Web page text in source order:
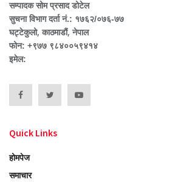
सम्पादक सोम प्रसाद डोटेल
सुचना विभाग दर्ता नं.: १७६२/०७६-७७
घट्टेकुलो, काठमाडौं, नेपाल
फोन: +९७७ ९८४००५९४१४
इमेल:
Quick Links
होमपेज
समाचार